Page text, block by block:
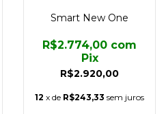
Smart New One
R$2.920,00
R$2.774,00 com
Pix
12 x de R$243,33 sem juros